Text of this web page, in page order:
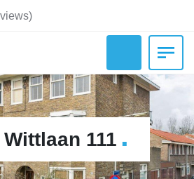
111 .